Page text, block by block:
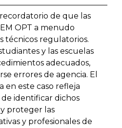
de que las
OPT a menudo
técnicos regulatorios.
y las escuelas
adecuados,
errores de agencia. El
en este caso refleja
identificar dichos
proteger las
y profesionales de